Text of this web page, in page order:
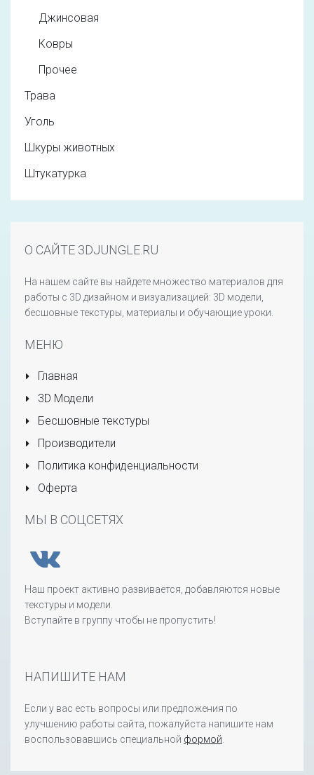
Джинсовая
Ковры
Прочее
Трава
Уголь
Шкуры животных
Штукатурка
О САЙТЕ 3DJUNGLE.RU
На нашем сайте вы найдете множество материалов для
работы с 3D дизайном и визуализацией: 3D модели,
бесшовные текстуры, материалы и обучающие уроки.
МЕНЮ
Главная
3D Модели
Бесшовные текстуры
Производители
Политика конфиденциальности
Оферта
МЫ В СОЦСЕТЯХ
Наш проект активно развивается, добавляются новые
текстуры и модели.
Вступайте в группу чтобы не пропустить!
НАПИШИТЕ НАМ
Если у вас есть вопросы или предложения по
улучшению работы сайта, пожалуйста напишите нам
воспользовавшись специальной формой.